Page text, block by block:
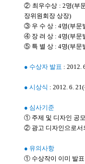
② 최우수상 : 2명(부
장위원회장 상장)
③ 우 수 상 : 4명(부문
④ 장 려 상 : 4명(부문
⑤ 특 별 상 : 4명(부문
● 수상자 발표 : 2012.
● 시상식 : 2012. 6.
● 심사기준
① 주제 및 디자인 공
② 광고 디자인으로서
● 유의사항
① 수상작이 이미 발표